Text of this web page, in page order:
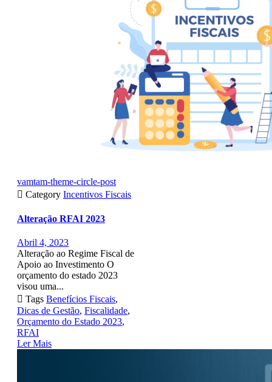
vamtam-theme-circle-post
 Category Incentivos Fiscais
Alteração RFAI 2023
Abril 4, 2023
Alteração ao Regime Fiscal de
Apoio ao Investimento O
orçamento do estado 2023
visou uma...
 Tags Benefícios Fiscais,
Dicas de Gestão, Fiscalidade,
Orçamento do Estado 2023,
RFAI
Ler Mais